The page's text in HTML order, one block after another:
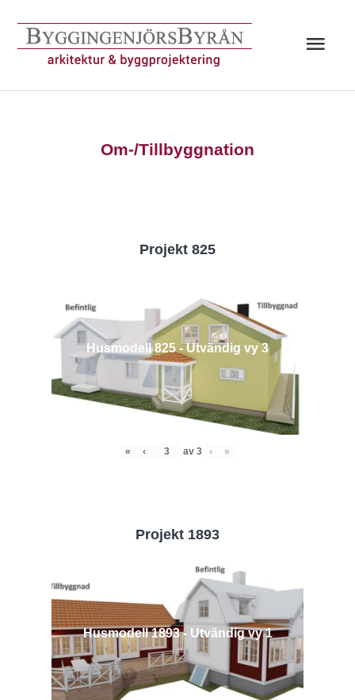
innehåll
Om-/Tillbyggnation
Projekt 825
Husmodell 825 - Utvändig vy 3
« ‹ av 3 › »
Projekt 1893
Husmodell 1893 - Utvändig vy 1